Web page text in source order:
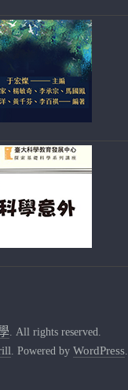
. All rights reserved.
. Powered by WordPress.